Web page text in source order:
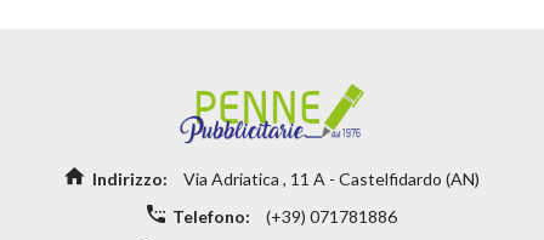
Indirizzo:
Via Adriatica , 11 A - Castelfidardo (AN)
Telefono:
(+39) 071781886